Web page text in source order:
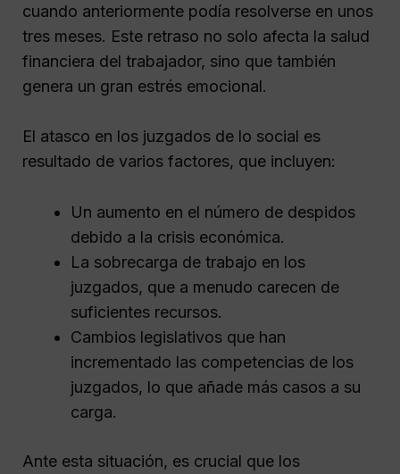
cuando anteriormente podía resolverse en unos
tres meses. Este retraso no solo afecta la salud
financiera del trabajador, sino que también
genera un gran estrés emocional.
El atasco en los juzgados de lo social es
resultado de varios factores, que incluyen:
Un aumento en el número de despidos
debido a la crisis económica.
La sobrecarga de trabajo en los
juzgados, que a menudo carecen de
suficientes recursos.
Cambios legislativos que han
incrementado las competencias de los
juzgados, lo que añade más casos a su
carga.
Ante esta situación, es crucial que los